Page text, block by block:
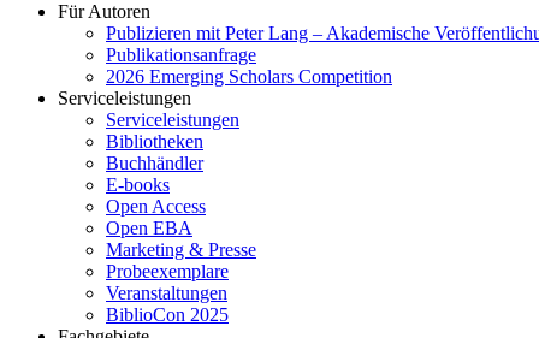
Für Autoren
Publizieren mit Peter Lang – Akademische
Publikationsanfrage
2026 Emerging Scholars Competition
Serviceleistungen
Serviceleistungen
Bibliotheken
Buchhändler
E-books
Open Access
Open EBA
Marketing & Presse
Probeexemplare
Veranstaltungen
BiblioCon 2025